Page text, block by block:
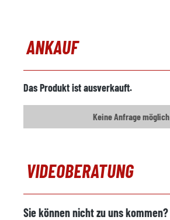
Metalldosiergerät
Hersteller
Modell
Hersteller
Modell
Baujahr
2006
ANKAUF
Das Produkt ist ausverkauft.
Keine Anfrage möglich
VIDEOBERATUNG
Sie können nicht zu uns kommen?